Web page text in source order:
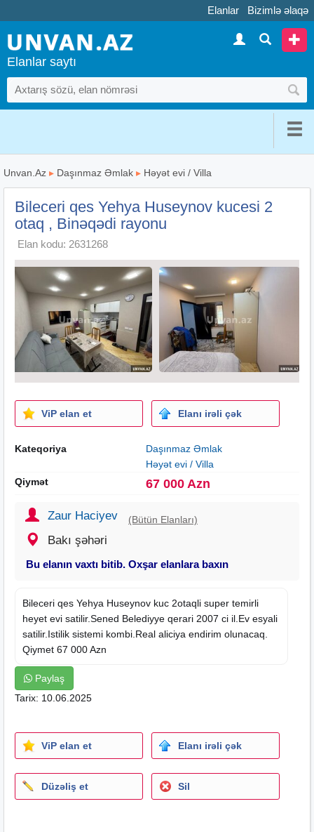
Elanlar Bizimlə əlaqə
Elanlar saytı
Unvan.Az ▸ Daşınmaz Əmlak ▸ Həyət evi / Villa
Bileceri qes Yehya Huseynov kucesi 2
otaq , Binəqədi rayonu
Elan kodu: 2631268
ViP elan et Elanı irəli çək
Kateqoriya
Daşınmaz Əmlak
Həyət evi / Villa
Qiymət
67 000 Azn
Zaur Haciyev (Bütün Elanları)
Bakı şəhəri
Bu elanın vaxtı bitib. Oxşar elanlara baxın
Bileceri qes Yehya Huseynov kuc 2otaqli super temirli
heyet evi satilir.Sened Belediyye qerari 2007 ci il.Ev esyali
satilir.Istilik sistemi kombi.Real aliciya endirim olunacaq.
Qiymet 67 000 Azn
Paylaş
Tarix: 10.06.2025
ViP elan et Elanı irəli çək
Düzəliş et Sil